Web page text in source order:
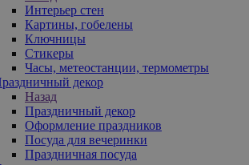
Интерьер стен
Картины, гобелены
Ключницы
Стикеры
Часы, метеостанции, термометры
декор
Назад
Праздничный декор
Оформление праздников
Посуда для вечеринки
Праздничная посуда